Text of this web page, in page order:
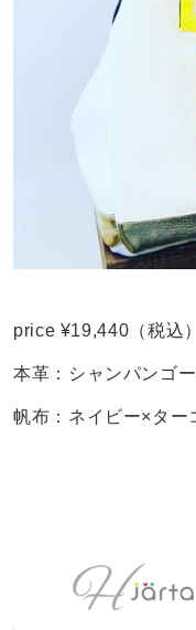
price ¥19,440（税込）
本革：シャンパンゴ
帆布：ネイビー×ター